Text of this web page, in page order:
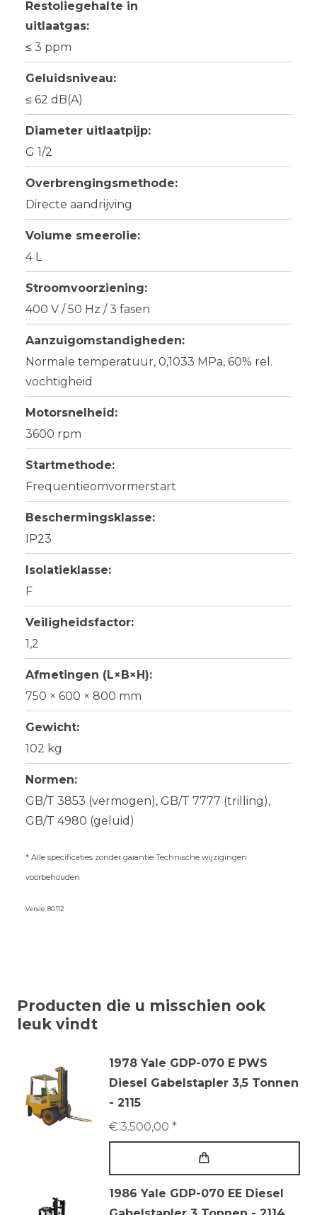
Restoliegehalte in
uitlaatgas:
≤ 3 ppm
Geluidsniveau:
≤ 62 dB(A)
Diameter uitlaatpijp:
G 1/2
Overbrengingsmethode:
Directe aandrijving
Volume smeerolie:
4 L
Stroomvoorziening:
400 V / 50 Hz / 3 fasen
Aanzuigomstandigheden:
Normale temperatuur, 0,1033 MPa, 60% rel.
vochtigheid
Motorsnelheid:
3600 rpm
Startmethode:
Frequentieomvormerstart
Beschermingsklasse:
IP23
Isolatieklasse:
F
Veiligheidsfactor:
1,2
Afmetingen (L×B×H):
750 × 600 × 800 mm
Gewicht:
102 kg
Normen:
GB/T 3853 (vermogen), GB/T 7777 (trilling),
GB/T 4980 (geluid)
* Alle specificaties zonder garantie Technische wijzigingen
voorbehouden
Versie: 80.112
Producten die u misschien ook
leuk vindt
1978 Yale GDP-070 E PWS
Diesel Gabelstapler 3,5 Tonnen
- 2115
€ 3.500,00 *
1986 Yale GDP-070 EE Diesel